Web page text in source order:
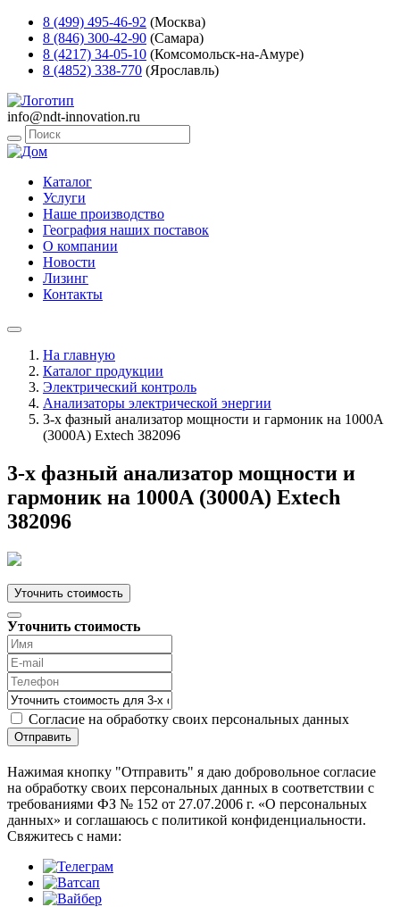
8 (499) 495-46-92 (Москва)
8 (846) 300-42-90 (Самара)
8 (4217) 34-05-10 (Комсомольск-на-Амуре)
8 (4852) 338-770 (Ярославль)
info@ndt-innovation.ru
Каталог
Услуги
Наше производство
География наших поставок
О компании
Новости
Лизинг
Контакты
На главную
Каталог продукции
Электрический контроль
Анализаторы электрической энергии
3-х фазный анализатор мощности и гармоник на 1000А
(3000A) Extech 382096
3-х фазный анализатор мощности и
гармоник на 1000А (3000A) Extech
382096
Уточнить стоимость
Уточнить стоимость
Согласие на обработку своих персональных данных
Отправить
Нажимая кнопку "Отправить" я даю добровольное согласие
на обработку своих персональных данных в соответствии с
требованиями ФЗ № 152 от 27.07.2006 г. «О персональных
данных» и соглашаюсь с политикой конфиденциальности.
Cвяжитесь с нами: